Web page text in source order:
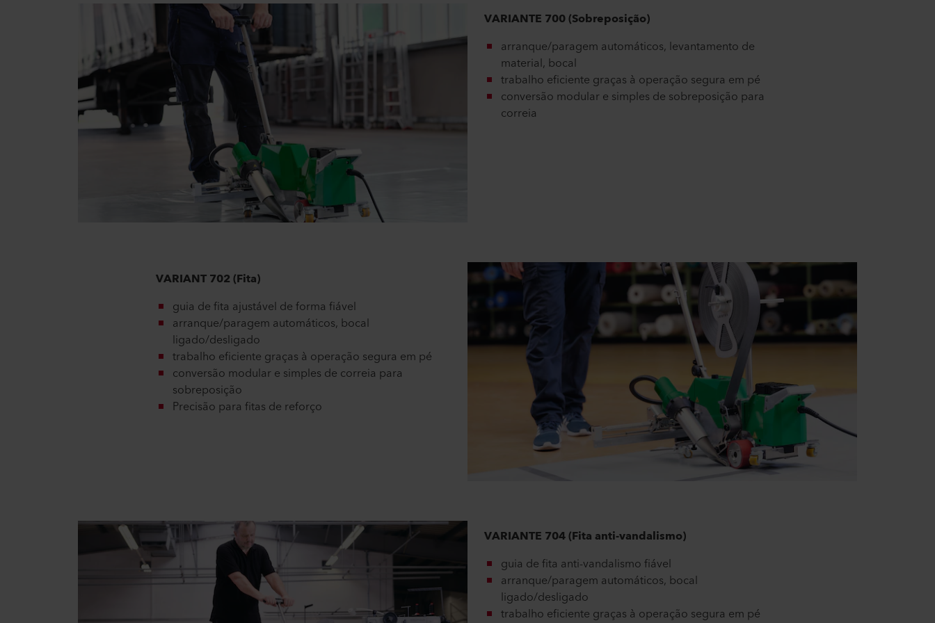
VARIANTE 700 (Sobreposição)
arranque/paragem automáticos, levantamento de
material, bocal
trabalho eficiente graças à operação segura em pé
conversão modular e simples de sobreposição para
correia
VARIANT 702 (Fita)
guia de fita ajustável de forma fiável
arranque/paragem automáticos, bocal
ligado/desligado
trabalho eficiente graças à operação segura em pé
conversão modular e simples de correia para
sobreposição
Precisão para fitas de reforço
VARIANTE 704 (Fita anti-vandalismo)
guia de fita anti-vandalismo fiável
arranque/paragem automáticos, bocal
ligado/desligado
trabalho eficiente graças à operação segura em pé